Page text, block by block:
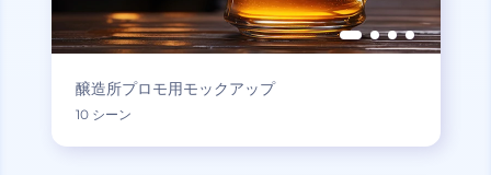
醸造所プロモ用モックアップ
10 シーン